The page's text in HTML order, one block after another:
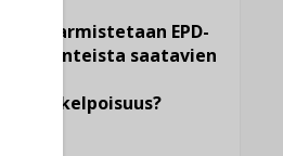
Miten varmistetaan EPD-
dokumenteista saatavien
vertailukelpoisuus?